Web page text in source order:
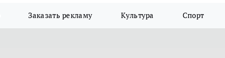
Заказать рекламу Культура Спорт